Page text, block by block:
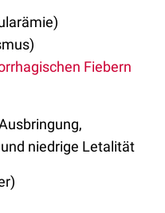
Fiebern
niedrige Letalität